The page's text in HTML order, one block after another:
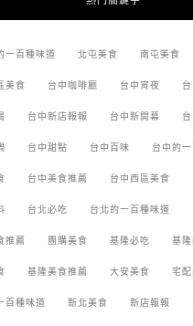
一百種味道 北屯美食 南屯美食
美食 台中咖啡廳 台中宵夜
台中新店報報 台中新開幕
台中甜點 台中百味 台中的
台中美食推薦 台中西區美食
台北必吃 台北的一百種味道
推薦 團購美食 基隆必吃 基
基隆美食推薦 大安美食 宅
百種味道 新北美食 新店報報